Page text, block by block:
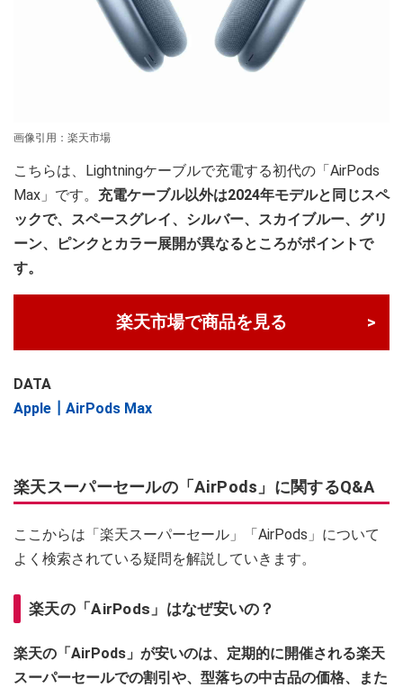
画像引用：楽天市場
こちらは、Lightningケーブルで充電する初代の「AirPods
Max」です。 充電ケーブル以外は2024年モデルと同じスペ
ックで、スペースグレイ、シルバー、スカイブルー、グリ
ーン、ピンクとカラー展開が異なるところがポイントで
す。
楽天市場で商品を見る
DATA
Apple┃AirPods Max
楽天スーパーセールの「AirPods」に関するQ&A
ここからは「楽天スーパーセール」「AirPods」について
よく検索されている疑問を解説していきます。
楽天の「AirPods」はなぜ安いの？
楽天の「AirPods」が安いのは、定期的に開催される楽天
スーパーセールでの割引や、型落ちの中古品の価格、また